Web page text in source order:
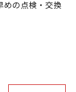
めの点検・交換